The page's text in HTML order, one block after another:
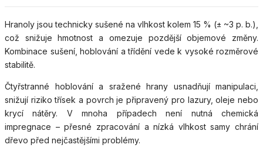
Hranoly jsou technicky sušené na vlhkost kolem 15 % (± ~3 p. b.),
což snižuje hmotnost a omezuje pozdější objemové změny.
Kombinace sušení, hoblování a třídění vede k vysoké rozměrové
stabilitě.
Čtyřstranné hoblování a sražené hrany usnadňují manipulaci,
snižují riziko třísek a povrch je připravený pro lazury, oleje nebo
krycí nátěry. V mnoha případech není nutná chemická
impregnace – přesné zpracování a nízká vlhkost samy chrání
dřevo před nejčastějšími problémy.